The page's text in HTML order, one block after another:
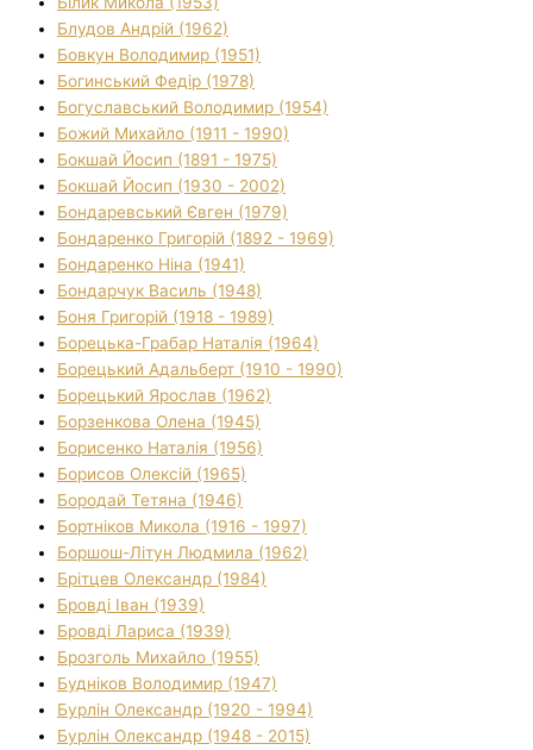
Блудов Андрій (1962)
Бовкун Володимир (1951)
Богинський Федір (1978)
Богуславський Володимир (1954)
Божий Михайло (1911 - 1990)
Бокшай Йосип (1891 - 1975)
Бокшай Йосип (1930 - 2002)
Бондаревський Євген (1979)
Бондаренко Григорій (1892 - 1969)
Бондаренко Ніна (1941)
Бондарчук Василь (1948)
Боня Григорій (1918 - 1989)
Борецька-Грабар Наталія (1964)
Борецький Адальберт (1910 - 1990)
Борецький Ярослав (1962)
Борзенкова Олена (1945)
Борисенко Наталія (1956)
Борисов Олексій (1965)
Бородай Тетяна (1946)
Бортніков Микола (1916 - 1997)
Боршош-Літун Людмила (1962)
Брітцев Олександр (1984)
Бровді Іван (1939)
Бровді Лариса (1939)
Брозголь Михайло (1955)
Будніков Володимир (1947)
Бурлін Олександр (1920 - 1994)
Бурлін Олександр (1948 - 2015)